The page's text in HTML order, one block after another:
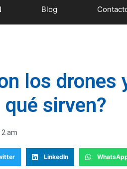
Blog
los drones
qué sirven?
am
LinkedIn